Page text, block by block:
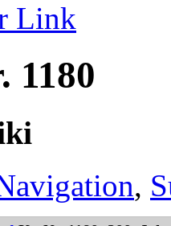
Link
1180
,